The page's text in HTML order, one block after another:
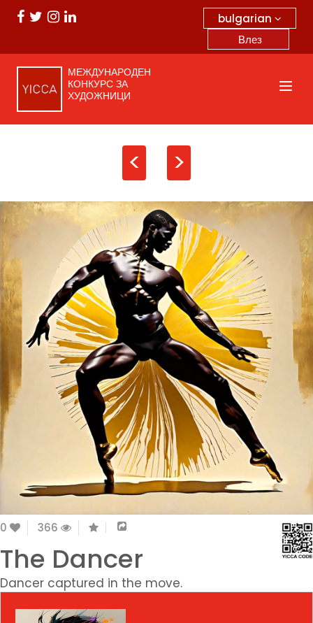
bulgarian
Влез
МЕЖДУНАРОДЕН
КОНКУРС ЗА
ХУДОЖНИЦИ
< >
0 366
The Dancer
Dancer captured in the move.